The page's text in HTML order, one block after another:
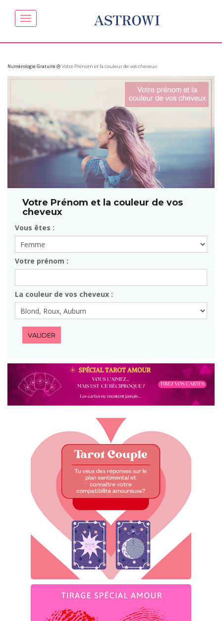
ASTROWI
Numérologie Gratuite Votre Prénom et la couleur de vos cheveux
Votre Prénom et la couleur de vos
cheveux
Vous êtes :
Votre prénom :
La couleur de vos cheveux :